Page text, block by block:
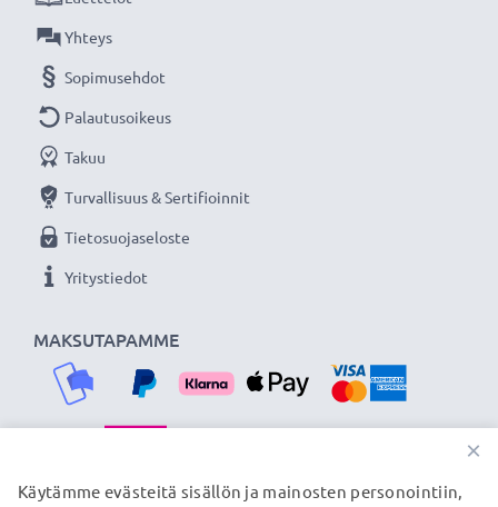
Lisää yksityiskohtia, kontrastia ja väriä
- Vastavalosuoja kukkamalli / tulppaani / terälehti
bajonetti tuotemerkiltä CELLONIC 3 vuoden
takuulla!
MAKSUTAPAMME
Yhteys
Sopimusehdot
Palautusoikeus
Takuu
Turvallisuus & Sertifioinnit
Tietosuojaseloste
Yritystiedot
TOIMITUSKUMPPANIMME
×
Käytämme evästeitä sisällön ja mainosten personointiin,